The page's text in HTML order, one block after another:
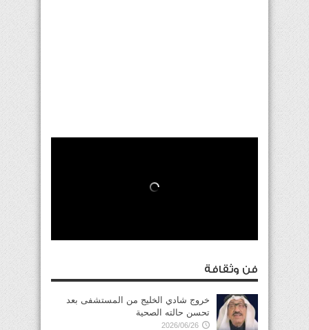
فن وثقافة
خروج شادي الخليج من المستشفى بعد
تحسن حالته الصحية
2026/06/26